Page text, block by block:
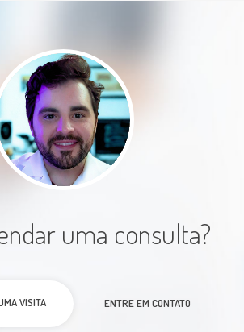
Paciente
e tirou todas
dúvidas. Excelente
Paciente uma consulta?
VISITA ENTRE EM CONTATO